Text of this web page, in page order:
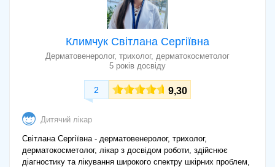
Климчук Світлана Сергіївна
Дерматовенеролог, трихолог, дерматокосметолог
5 років досвіду
2 9,30
Дитячий лікар
Світлана Сергіївна - дерматовенеролог, трихолог,
дерматокосметолог, лікар з досвідом роботи, здійснює
діагностику та лікування широкого спектру шкірних проблем,